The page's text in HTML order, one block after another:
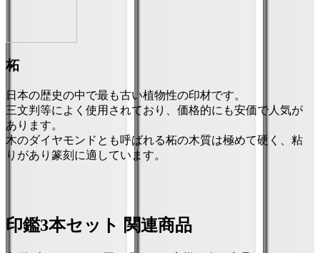
柘
日本の歴史の中で最も古い植物性の印材です。
三文判等によく使用されており、価格的にも安価で人気が
あります。
木のダイヤモンドとも呼ばれる柘の木質は極めて硬く、粘
りがあり篆刻に適しています。
印鑑3本セット 関連商品